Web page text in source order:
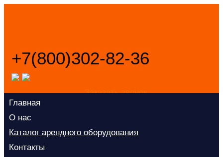
+7(800)302-82-36
Заказать звонок
Главная
О нас
Каталог арендного оборудования
Контакты